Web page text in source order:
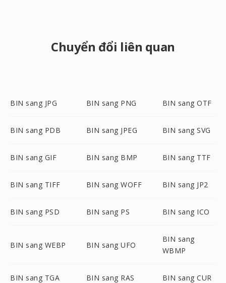
Chuyển đổi liên quan
BIN sang JPG BIN sang PNG BIN sang OTF
BIN sang PDB BIN sang JPEG BIN sang SVG
BIN sang GIF BIN sang BMP BIN sang TTF
BIN sang TIFF BIN sang WOFF BIN sang JP2
BIN sang PSD BIN sang PS BIN sang ICO
BIN sang WEBP BIN sang UFO
BIN sang
WBMP
BIN sang TGA BIN sang RAS BIN sang CUR